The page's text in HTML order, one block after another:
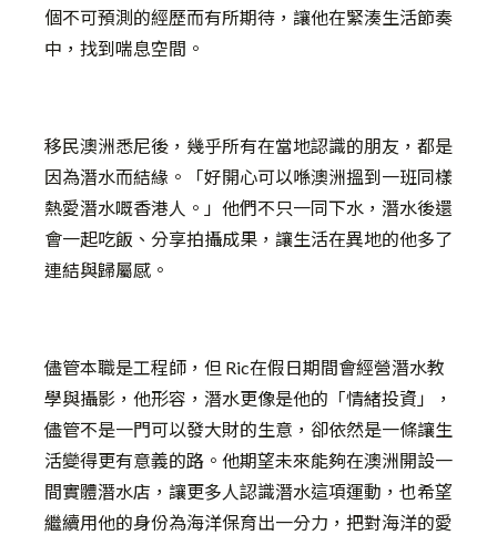
個不可預測的經歷而有所期待， 讓他在緊湊生活節奏
中，找到喘息空間 。
移民澳洲悉尼後， 幾乎所有在當地認識的朋友，都是
因為潛水而結緣。「好開心可以喺澳洲搵到一班同樣
熱愛潛水嘅香港人。」他們不只一同下水，潛水後還
會一起吃飯、分享拍攝成果，讓生活在異地的他多了
連結與歸屬感。
儘管本職是工程師，但 Ric在假日期間會經營潛水教
學與攝影，他形容，潛水更像是他的「情緒投資」，
儘管不是一門可以發大財的生意，卻依然是一條讓生
活變得更有意義的路。他期望未來能夠在澳洲開設一
間實體潛水店，讓更多人認識潛水這項運動，也希望
繼續用他的身份為海洋保育出一分力，把對海洋的愛